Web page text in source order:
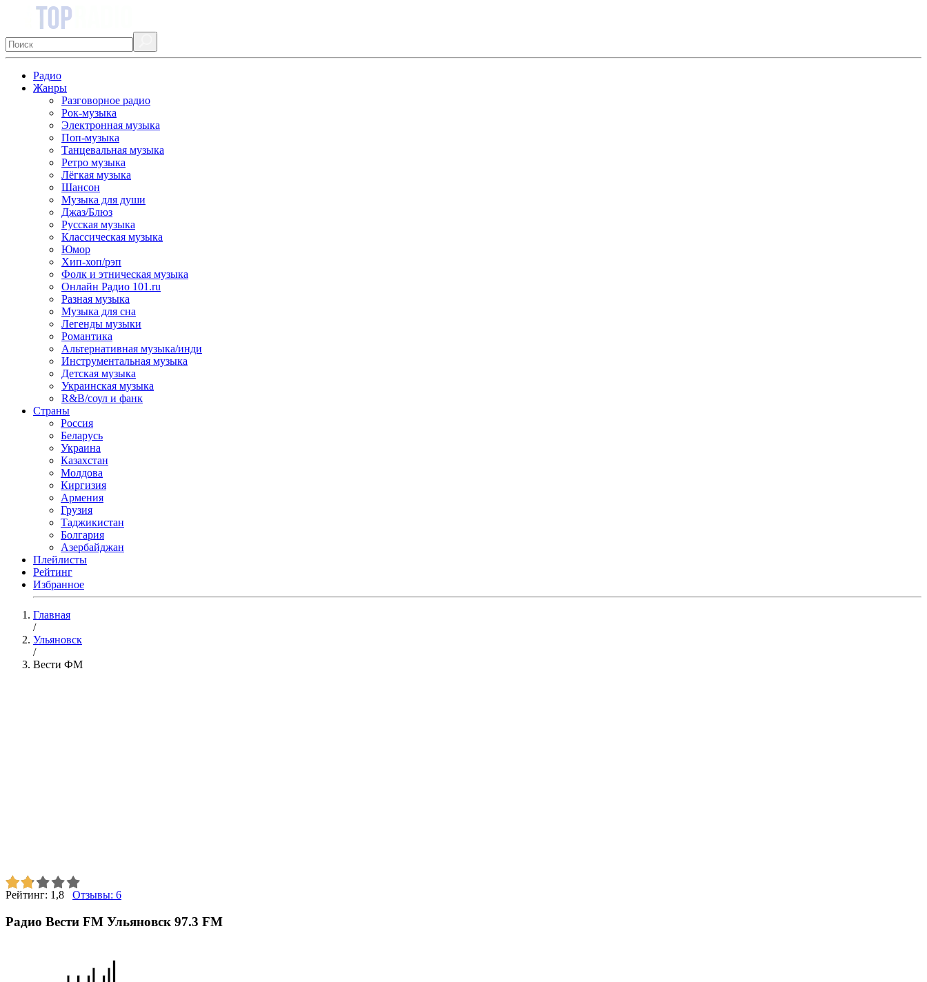
Радио
Жанры
Разговорное радио
Рок-музыка
Электронная музыка
Поп-музыка
Танцевальная музыка
Ретро музыка
Лёгкая музыка
Шансон
Музыка для души
Джаз/Блюз
Русская музыка
Классическая музыка
Юмор
Хип-хоп/рэп
Фолк и этническая музыка
Онлайн Радио 101.ru
Разная музыка
Музыка для сна
Легенды музыки
Романтика
Альтернативная музыка/инди
Инструментальная музыка
Детская музыка
Украинская музыка
R&B/cоул и фанк
Страны
Россия
Беларусь
Украина
Казахстан
Молдова
Киргизия
Армения
Грузия
Таджикистан
Болгария
Азербайджан
Плейлисты
Рейтинг
Избранное
Главная
/
Ульяновск
/
Вести ФМ
Рейтинг: 1,8 Отзывы: 6
Радио Вести FM Ульяновск 97.3 FM